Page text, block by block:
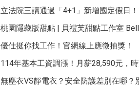
立法院三讀通過「4+1」新增國定假日
桃園隱藏版甜點 | 貝禮芙甜點工作室
優仕挺你找工作！官網線上應徵抽獎！
114年基本工資調漲！月薪28,590元，
無塵衣VS靜電衣？安全防護差別在哪？